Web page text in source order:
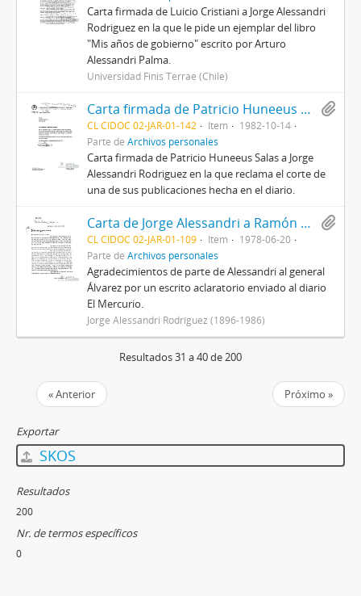
Carta firmada de Luicio Cristiani a Jorge Alessandri
Rodriguez en la que le pide un ejemplar del libro
"Mis años de gobierno" escrito por Arturo
Alessandri Palma.
Universidad Finis Terrae (Chile)
Carta firmada de Patricio Huneeus Salas a Jorge Alessandri Rodriguez en la que aluden a una publicación hecha en el diario.
CL CIDOC 02-JAR-01-142 Item
1982-10-14
Parte deArchivos personales
Carta firmada de Patricio Huneeus Salas a Jorge
Alessandri Rodriguez en la que reclama el corte de
una de sus publicaciones hecha en el diario.
Carta de Jorge Alessandri a Ramón Álvarez Goldsack
CL CIDOC 02-JAR-01-109 Item
1978-06-20
Parte deArchivos personales
Agradecimientos de parte de Alessandri al general
Álvarez por un escrito aclaratorio enviado al diario
El Mercurio.
Jorge Alessandri Rodríguez (1896-1986)
Resultados 31 a 40 de 200
« Anterior Próximo »
Exportar
SKOS
Resultados
200
Nr. de termos específicos
0